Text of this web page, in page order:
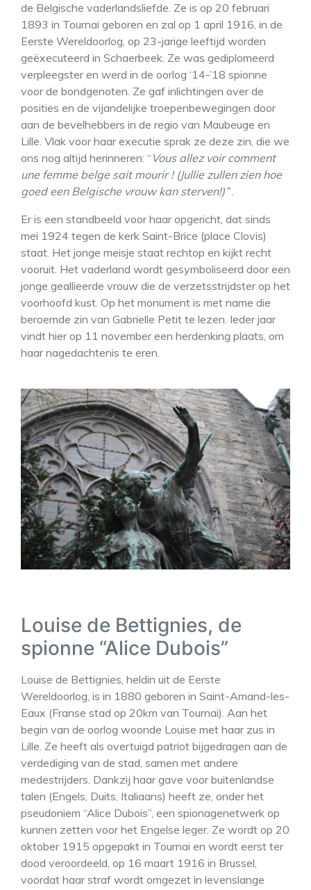
de Belgische vaderlandsliefde. Ze is op 20 februari
1893 in Tournai geboren en zal op 1 april 1916, in de
Eerste Wereldoorlog, op 23-jarige leeftijd worden
geëxecuteerd in Schaerbeek. Ze was gediplomeerd
verpleegster en werd in de oorlog ‘14-’18 spionne
voor de bondgenoten. Ze gaf inlichtingen over de
posities en de vijandelijke troepenbewegingen door
aan de bevelhebbers in de regio van Maubeuge en
Lille. Vlak voor haar executie sprak ze deze zin, die we
ons nog altijd herinneren: “ Vous allez voir comment
une femme belge sait mourir ! (Jullie zullen zien hoe
goed een Belgische vrouw kan sterven!)”.
Er is een standbeeld voor haar opgericht, dat sinds
mei 1924 tegen de kerk Saint-Brice (place Clovis)
staat. Het jonge meisje staat rechtop en kijkt recht
vooruit. Het vaderland wordt gesymboliseerd door een
jonge geallieerde vrouw die de verzetsstrijdster op het
voorhoofd kust. Op het monument is met name die
beroemde zin van Gabrielle Petit te lezen. Ieder jaar
vindt hier op 11 november een herdenking plaats, om
haar nagedachtenis te eren.
Louise de Bettignies, de
spionne “Alice Dubois”
Louise de Bettignies, heldin uit de Eerste
Wereldoorlog, is in 1880 geboren in Saint-Amand-les-
Eaux (Franse stad op 20km van Tournai). Aan het
begin van de oorlog woonde Louise met haar zus in
Lille. Ze heeft als overtuigd patriot bijgedragen aan de
verdediging van de stad, samen met andere
medestrijders. Dankzij haar gave voor buitenlandse
talen (Engels, Duits, Italiaans) heeft ze, onder het
pseudoniem “Alice Dubois”, een spionagenetwerk op
kunnen zetten voor het Engelse leger. Ze wordt op 20
oktober 1915 opgepakt in Tournai en wordt eerst ter
dood veroordeeld, op 16 maart 1916 in Brussel,
voordat haar straf wordt omgezet in levenslange